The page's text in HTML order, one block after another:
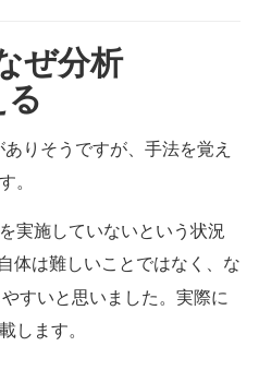
ぜ分析
る
りそうですが、手法を覚え
。
実施していないという状況
自体は難しいことではなく、な
すいと思いました。実際に
します。